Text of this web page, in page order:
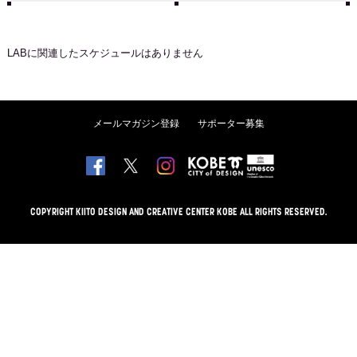
LABに関連したスケジュールはありません
メールマガジン登録 サポーター募集
COPYRIGHT KIITO DESIGN AND CREATIVE CENTER KOBE ALL RIGHTS RESERVED.